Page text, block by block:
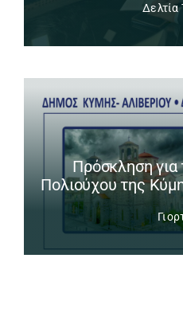
Δελτία
Πρόσκληση για
Πολιούχου της